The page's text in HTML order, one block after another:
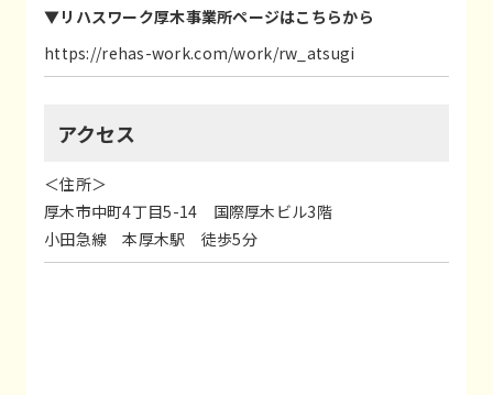
▼リハスワーク厚木事業所ページはこちらから
https://rehas-work.com/work/rw_atsugi
アクセス
＜住所＞
厚木市中町4丁目5-14 国際厚木ビル3階
小田急線 本厚木駅 徒歩5分